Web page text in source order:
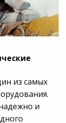
из самых
и